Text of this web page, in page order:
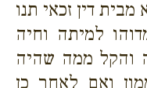
דין זכאי תנו
למיתה וחיה
והקל ממה שהיה
ואם לאחר כן